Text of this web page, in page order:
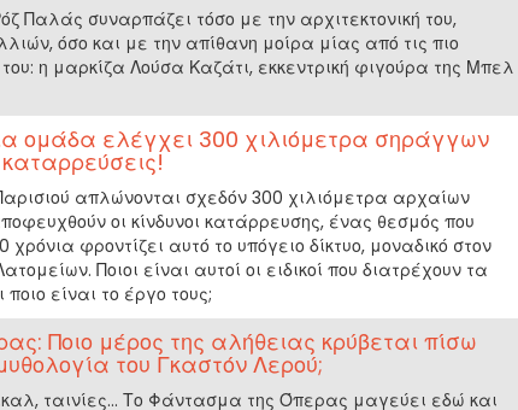
Παλάς συναρπάζει τόσο με την αρχιτεκτονική του,
όσο και με την απίθανη μοίρα μίας από τις πιο
η μαρκίζα Λούσα Καζάτι, εκκεντρική φιγούρα της Μπελ
ομάδα ελέγχει 300 χιλιόμετρα σηράγγων
απλώνονται σχεδόν 300 χιλιόμετρα αρχαίων
οι κίνδυνοι κατάρρευσης, ένας θεσμός που
χρόνια φροντίζει αυτό το υπόγειο δίκτυο, μοναδικό στον
Ποιοι είναι αυτοί οι ειδικοί που διατρέχουν τα
είναι το έργο τους;
Ποιο μέρος της αλήθειας κρύβεται πίσω
του Γκαστόν Λερού;
ταινίες... Το Φάντασμα της Όπερας μαγεύει εδώ και